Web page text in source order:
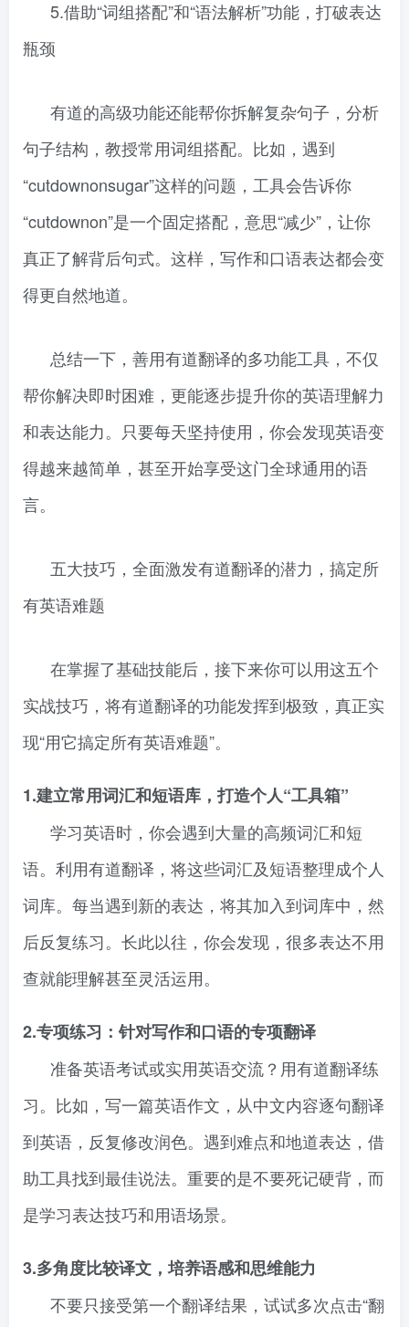
5.借助“词组搭配”和“语法解析”功能，打破表达
瓶颈
有道的高级功能还能帮你拆解复杂句子，分析
句子结构，教授常用词组搭配。比如，遇到
“cutdownonsugar”这样的问题，工具会告诉你
“cutdownon”是一个固定搭配，意思“减少”，让你
真正了解背后句式。这样，写作和口语表达都会变
得更自然地道。
总结一下，善用有道翻译的多功能工具，不仅
帮你解决即时困难，更能逐步提升你的英语理解力
和表达能力。只要每天坚持使用，你会发现英语变
得越来越简单，甚至开始享受这门全球通用的语
言。
五大技巧，全面激发有道翻译的潜力，搞定所
有英语难题
在掌握了基础技能后，接下来你可以用这五个
实战技巧，将有道翻译的功能发挥到极致，真正实
现“用它搞定所有英语难题”。
1.建立常用词汇和短语库，打造个人“工具箱”
学习英语时，你会遇到大量的高频词汇和短
语。利用有道翻译，将这些词汇及短语整理成个人
词库。每当遇到新的表达，将其加入到词库中，然
后反复练习。长此以往，你会发现，很多表达不用
查就能理解甚至灵活运用。
2.专项练习：针对写作和口语的专项翻译
准备英语考试或实用英语交流？用有道翻译练
习。比如，写一篇英语作文，从中文内容逐句翻译
到英语，反复修改润色。遇到难点和地道表达，借
助工具找到最佳说法。重要的是不要死记硬背，而
是学习表达技巧和用语场景。
3.多角度比较译文，培养语感和思维能力
不要只接受第一个翻译结果，试试多次点击“翻